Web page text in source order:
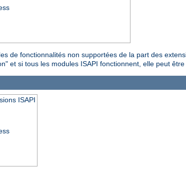
de fonctionnalités non supportées de la part des
et si tous les modules ISAPI fonctionnent, elle peut être
ISAPI